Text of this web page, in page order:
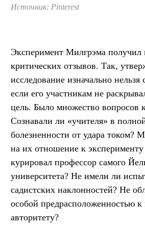
Источник: Pinterest
Эксперимент Милгрэма получил
критических отзывов. Так,
исследование изначально нельзя
если его участникам не
цель. Было множество вопросов
Сознавали ли «учителя» в
болезненности от удара током?
на их отношение к эксперименту
курировал профессор самого
университета? Не имели ли
садистских наклонностей? Не
особой предрасположенностью
авторитету?